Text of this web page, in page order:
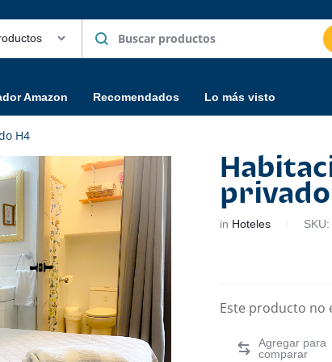
Amazon Recomendados Lo más visto
H4
privado
in Hoteles SKU:
Este producto no